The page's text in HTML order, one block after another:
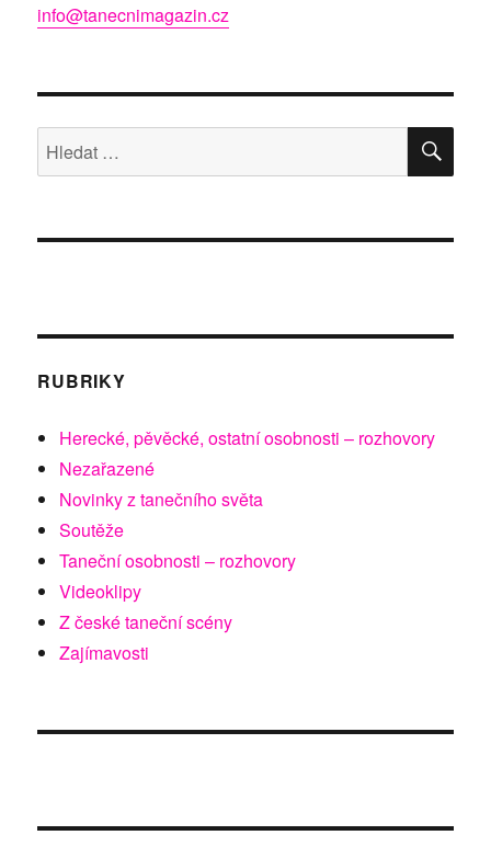
info@tanecnimagazin.cz
Hledat:
RUBRIKY
Herecké, pěvěcké, ostatní osobnosti – rozhovory
Nezařazené
Novinky z tanečního světa
Soutěže
Taneční osobnosti – rozhovory
Videoklipy
Z české taneční scény
Zajímavosti